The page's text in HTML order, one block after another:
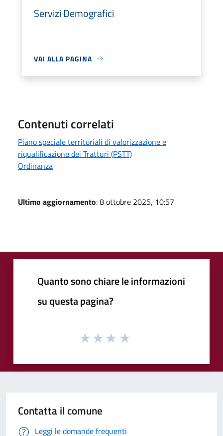
Servizi Demografici
VAI ALLA PAGINA
Contenuti correlati
Piano speciale territoriali di valorizzazione e
riqualificazione dei Tratturi (PSTT)
Ordinanza
Ultimo aggiornamento: 8 ottobre 2025, 10:57
Quanto sono chiare le informazioni
su questa pagina?
Contatta il comune
Leggi le domande frequenti